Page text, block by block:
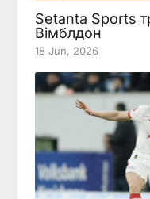
Setanta Sports
Вімблдон
18 Jun, 2026